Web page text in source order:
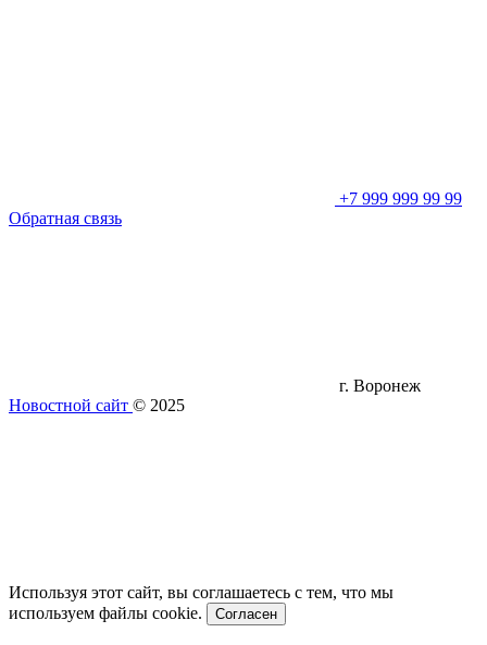
+7 999 999 99 99
Обратная связь
г. Воронеж
Новостной сайт © 2025
Используя этот сайт, вы соглашаетесь с тем, что мы
используем файлы cookie.
Согласен